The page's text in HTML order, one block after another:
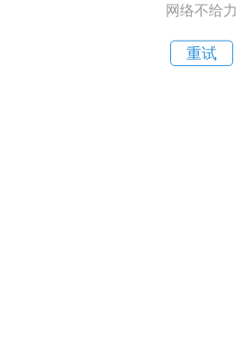
网络不给力
重试